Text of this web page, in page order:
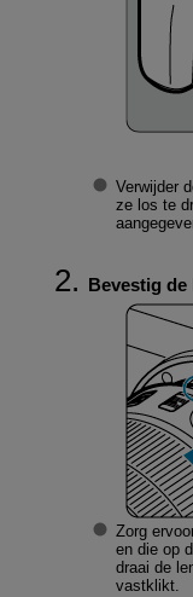
Verwijder
ze los te
Bevestig de
Zorg
en die op
draai de
vastklikt.